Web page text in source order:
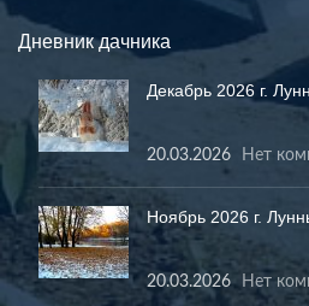
Дневник дачника
Декабрь 2026 г.
20.03.2026 Нет
Ноябрь 2026 г.
20.03.2026 Нет